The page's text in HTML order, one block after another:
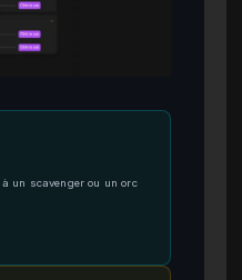
un scavenger ou un orc